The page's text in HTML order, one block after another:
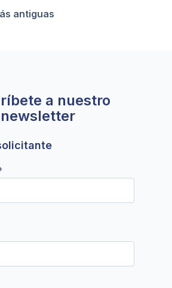
antiguas
a nuestro
newsletter